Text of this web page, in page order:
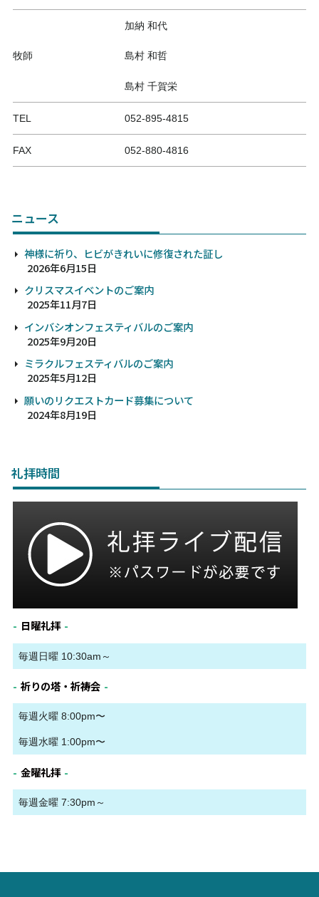
牧師
加納 和代
島村 和哲
島村 千賀栄
TEL 052-895-4815
FAX 052-880-4816
ニュース
神様に祈り、ヒビがきれいに修復された証し
2026年6月15日
クリスマスイベントのご案内
2025年11月7日
インバシオンフェスティバルのご案内
2025年9月20日
ミラクルフェスティバルのご案内
2025年5月12日
願いのリクエストカード募集について
2024年8月19日
礼拝時間
日曜礼拝
毎週日曜 10:30am～
祈りの塔・祈祷会
毎週火曜 8:00pm〜
毎週水曜 1:00pm〜
金曜礼拝
毎週金曜 7:30pm～